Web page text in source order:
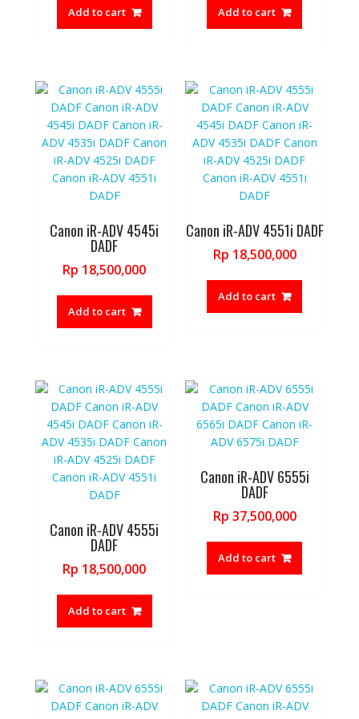
Add to cart Add to cart
Canon iR-ADV 4545i
DADF
Rp 18,500,000
Add to cart
Canon iR-ADV 4551i DADF
Rp 18,500,000
Add to cart
Canon iR-ADV 4555i
DADF
Rp 18,500,000
Add to cart
Canon iR-ADV 6555i
DADF
Rp 37,500,000
Add to cart